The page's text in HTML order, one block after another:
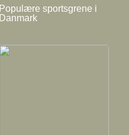
Populære sportsgrene i
Danmark